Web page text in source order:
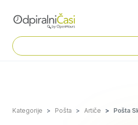
Kategorije Pošta Artiče Pošta